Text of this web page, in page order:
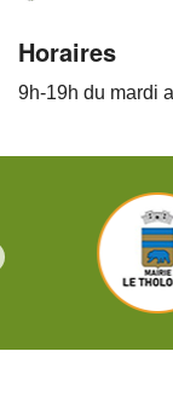
Horaires
9h-19h du mardi